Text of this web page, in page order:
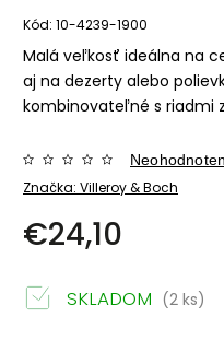
Kód: 10-4239-1900
Malá veľkosť ideálna na
aj na dezerty alebo
kombinovateľné s riadmi
Značka: Villeroy & Boch
€24,10
SKLADOM (2 ks)